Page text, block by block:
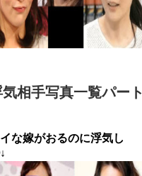
相手写真一覧パート
な嫁がおるのに浮気し